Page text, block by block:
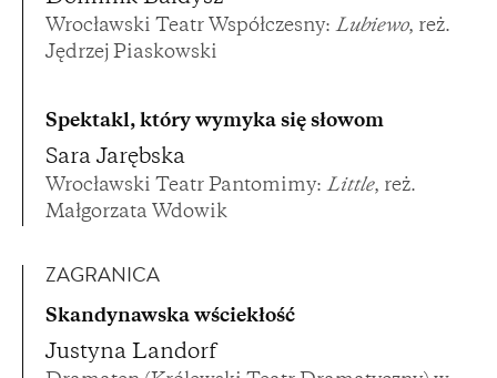
Wrocławski Teatr Współczesny: Lubiewo, reż.
Jędrzej Piaskowski
Spektakl, który wymyka się słowom
Sara Jarębska
Wrocławski Teatr Pantomimy: Little, reż.
Małgorzata Wdowik
ZAGRANICA
Skandynawska wściekłość
Justyna Landorf